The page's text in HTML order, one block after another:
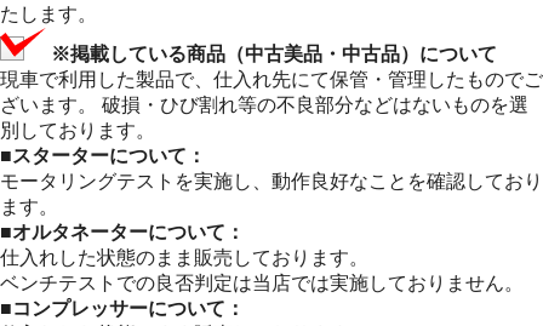
たします。
※掲載している商品（中古美品・中古品）について
現車で利用した製品で、仕入れ先にて保管・管理したものでご
ざいます。 破損・ひび割れ等の不良部分などはないものを選
別しております。
■スターターについて：
モータリングテストを実施し、動作良好なことを確認しており
ます。
■オルタネーターについて：
仕入れした状態のまま販売しております。
ベンチテストでの良否判定は当店では実施しておりません。
■コンプレッサーについて：